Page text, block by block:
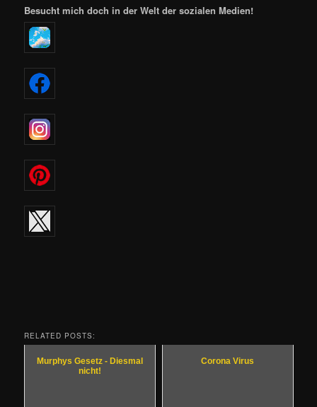
Besucht mich doch in der Welt der sozialen Medien!
RELATED POSTS:
Murphys Gesetz - Diesmal
nicht!
Corona Virus